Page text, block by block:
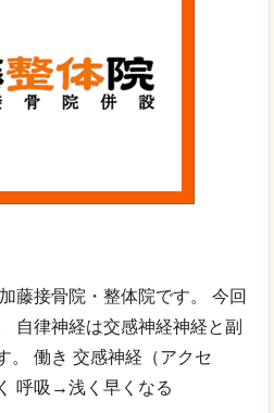
藤接骨院・整体院です。 今回
自律神経は交感神経神経と副
。 働き 交感神経（アクセ
呼吸→浅く早くなる